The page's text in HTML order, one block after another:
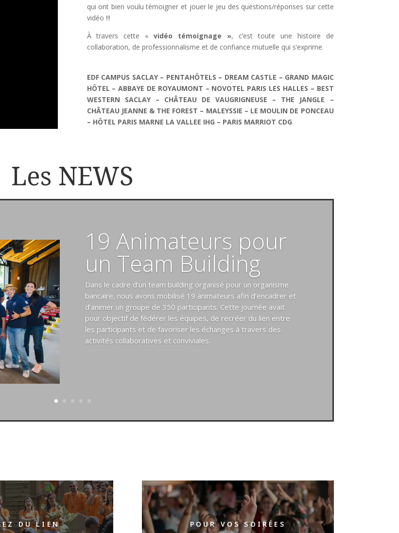
qui ont bien voulu témoigner et jouer le jeu des questions/réponses sur cette
vidéo !!!
À travers cette «vidéo témoignage », c’est toute une histoire de
collaboration, de professionnalisme et de confiance mutuelle qui s’exprime.
EDF CAMPUS SACLAY – PENTAHÔTELS – DREAM CASTLE – GRAND MAGIC
HÔTEL – ABBAYE DE ROYAUMONT – NOVOTEL PARIS LES HALLES – BEST
WESTERN SACLAY – CHÂTEAU DE VAUGRIGNEUSE – THE JANGLE –
CHÂTEAU JEANNE & THE FOREST – MALEYSSIE – LE MOULIN DE PONCEAU
– HÔTEL PARIS MARNE LA VALLEE IHG – PARIS MARRIOT CDG
Les NEWS
19 Animateurs pour
un Team Building
Dans le cadre d’un team building organisé pour un organisme
bancaire, nous avons mobilisé 19 animateurs afin d’encadrer et
d’animer un groupe de 350 participants. Cette journée avait
pour objectif de fédérer les équipes, de recréer du lien entre
les participants et de favoriser les échanges à travers des
activités collaboratives et conviviales.
DU LIEN POUR VOS SOIRÉES